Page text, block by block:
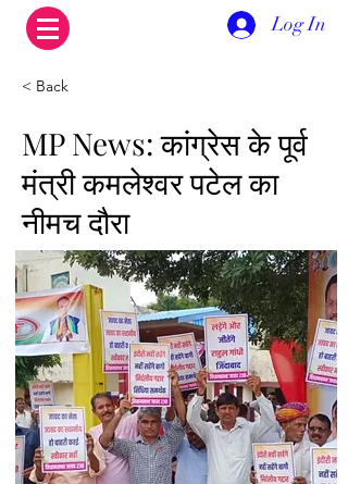
Log In
< Back
MP News: कांग्रेस के पूर्व
मंत्री कमलेश्वर पटेल का
नीमच दौरा